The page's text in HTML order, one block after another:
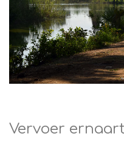
Vervoer